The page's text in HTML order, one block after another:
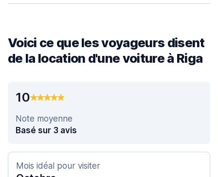
Voici ce que les voyageurs disent
de la location d'une voiture à Riga
10
Note moyenne
Basé sur 3 avis
Mois idéal pour visiter